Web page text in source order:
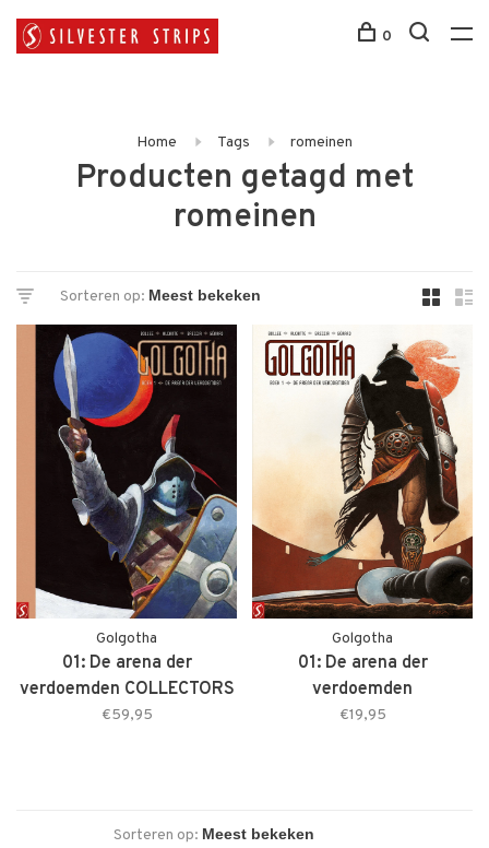
0
Home Tags romeinen
Producten getagd met
romeinen
Sorteren op:
Golgotha
01: De arena der
verdoemden COLLECTORS
EDITION
€59,95
Golgotha
01: De arena der
verdoemden
€19,95
Sorteren op: